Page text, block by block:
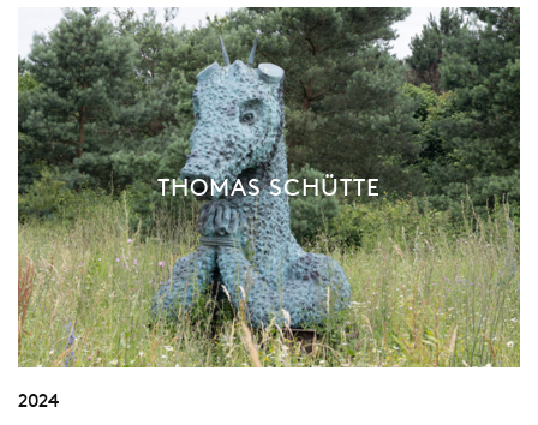
THOMAS SCHÜTTE
2024